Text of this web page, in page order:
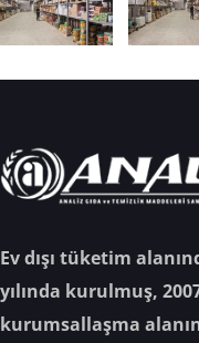
Ev dışı tüketim
yılında kurulmuş,
kurumsallaşma